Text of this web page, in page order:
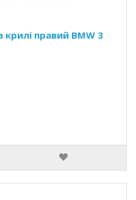
правий BMW 3